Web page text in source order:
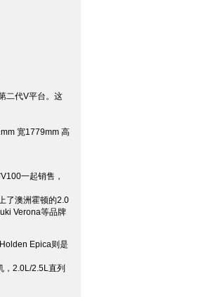
二代V平台。这
宽1779mm 高
一起销售，
了澳洲霍顿的2.0
Verona等品牌
Epica则是
2.0L/2.5L直列